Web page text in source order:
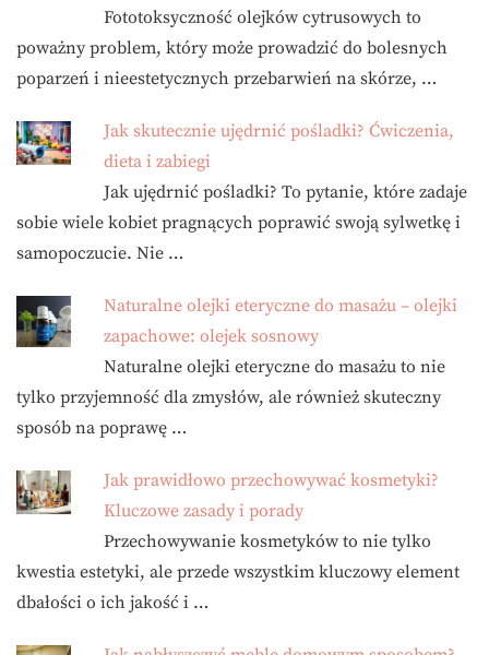
Fototoksyczność olejków cytrusowych to
poważny problem, który może prowadzić do bolesnych
poparzeń i nieestetycznych przebarwień na skórze, …
Jak skutecznie ujędrnić pośladki? Ćwiczenia,
dieta i zabiegi
Jak ujędrnić pośladki? To pytanie, które zadaje
sobie wiele kobiet pragnących poprawić swoją sylwetkę i
samopoczucie. Nie …
Naturalne olejki eteryczne do masażu – olejki
zapachowe: olejek sosnowy
Naturalne olejki eteryczne do masażu to nie
tylko przyjemność dla zmysłów, ale również skuteczny
sposób na poprawę …
Jak prawidłowo przechowywać kosmetyki?
Kluczowe zasady i porady
Przechowywanie kosmetyków to nie tylko
kwestia estetyki, ale przede wszystkim kluczowy element
dbałości o ich jakość i …